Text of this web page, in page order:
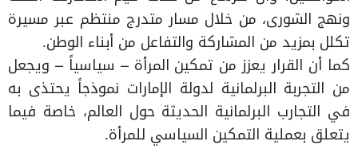
ونهج الشورى، من خلال مسار متدرج منتظم عبر مسيرة
تكلل بمزيد من المشاركة والتفاعل من أبناء الوطن.
كما أن القرار يعزز من تمكين المرأة – سياسياً – ويجعل
من التجربة البرلمانية لدولة الإمارات نموذجاً يحتذى به
في التجارب البرلمانية الحديثة حول العالم، خاصة فيما
يتعلق بعملية التمكين السياسي للمرأة.